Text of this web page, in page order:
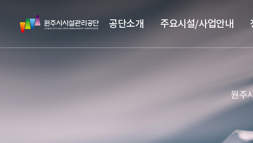
원
주
시
관
단
공단소개 주요시설/사업안내
원주